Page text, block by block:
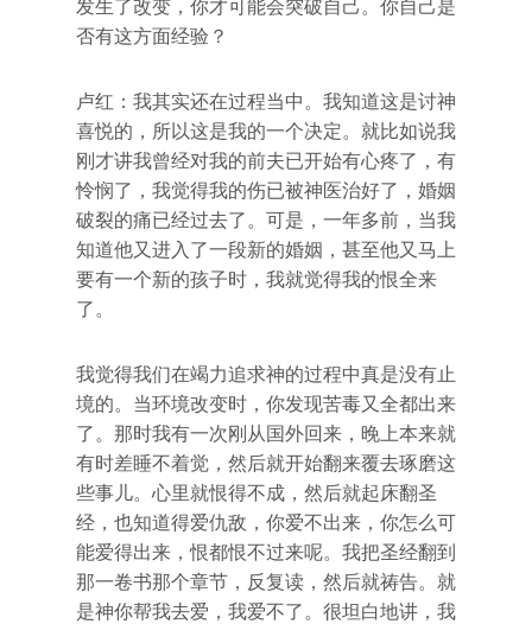
发生了改变，你才可能会突破自己。你自己是
否有这方面经验？
卢红：我其实还在过程当中。我知道这是讨神
喜悦的，所以这是我的一个决定。就比如说我
刚才讲我曾经对我的前夫已开始有心疼了，有
怜悯了，我觉得我的伤已被神医治好了，婚姻
破裂的痛已经过去了。可是，一年多前，当我
知道他又进入了一段新的婚姻，甚至他又马上
要有一个新的孩子时，我就觉得我的恨全来
了。
我觉得我们在竭力追求神的过程中真是没有止
境的。当环境改变时，你发现苦毒又全都出来
了。那时我有一次刚从国外回来，晚上本来就
有时差睡不着觉，然后就开始翻来覆去琢磨这
些事儿。心里就恨得不成，然后就起床翻圣
经，也知道得爱仇敌，你爱不出来，你怎么可
能爱得出来，恨都恨不过来呢。我把圣经翻到
那一卷书那个章节，反复读，然后就祷告。就
是神你帮我去爱，我爱不了。很坦白地讲，我